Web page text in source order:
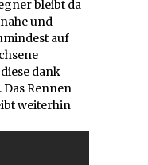
bleibt da
und
auf
dank
Das Rennen
weiterhin